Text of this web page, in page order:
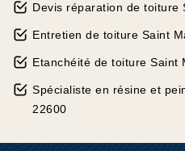
Devis réparation de toiture
Entretien de toiture Saint
Etanchéité de toiture Saint
Spécialiste en résine et
22600